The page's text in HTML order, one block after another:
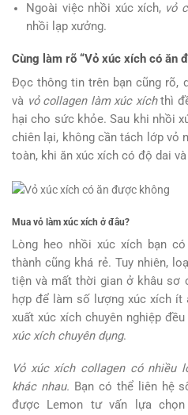
Ngoài việc nhồi xúc xích, vỏ
nhồi lạp xưởng.
Cùng làm rõ “Vỏ xúc xích có ăn
Đọc thông tin trên bạn cũng rõ,
và vỏ collagen làm xúc xíchthì
hại cho sức khỏe. Sau khi nhồi
chiên lại, không cần tách lớp vỏ
toàn, khi ăn xúc xích có độ dai
Mua vỏ làm xúc xích ở đâu?
Lòng heo nhồi xúc xích bạn
thành cũng khá rẻ. Tuy nhiên,
tiện và mất thời gian ở khâu sơ
hợp để làm số lượng xúc xích
xuất xúc xích chuyên nghiệp
xúc xích chuyên dụng.
Vỏ xúc xích collagen có nhiều
khác nhau. Bạn có thể liên hệ
được Lemon tư vấn lựa chọn